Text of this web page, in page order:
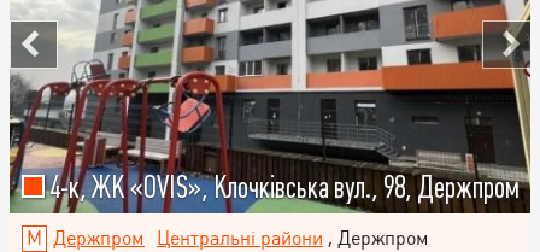
4-к, ЖК «OVIS», Клочківська вул., 98, Держпром
Держпром Центральні райони , Держпром